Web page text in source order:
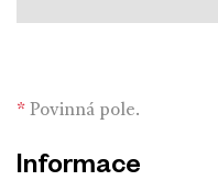
* Povinná pole.
Informace